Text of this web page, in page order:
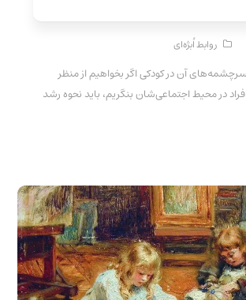
روابط اُبژه‌ای
آن در کودکی اگر بخواهیم از منظر
در محیط اجتماعی‌شان بنگریم، باید نحوه رشد